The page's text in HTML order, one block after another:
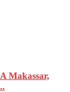
Makassar,